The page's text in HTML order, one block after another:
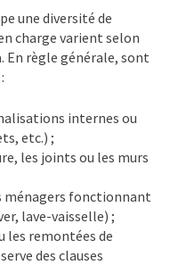
une diversité de
charge varient selon
. En règle générale, sont
internes ou
etc.) ;
les joints ou les murs
ménagers fonctionnant
lave-vaisselle) ;
les remontées de
des clauses